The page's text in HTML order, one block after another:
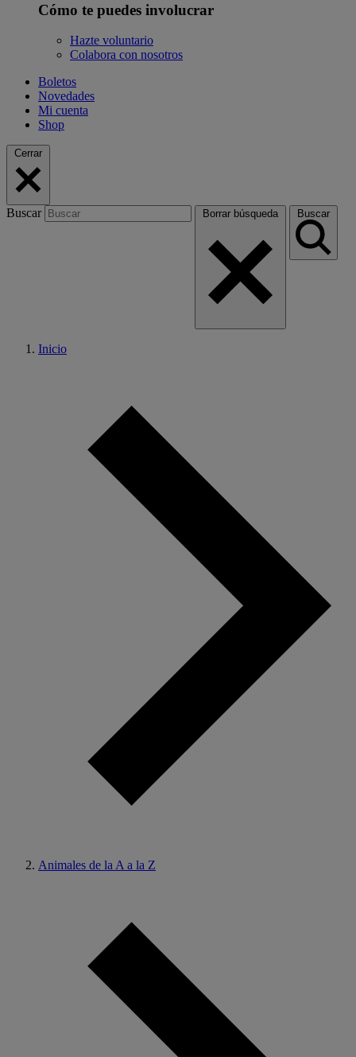
Cómo te puedes involucrar
Hazte voluntario
Colabora con nosotros
Boletos
Novedades
Mi cuenta
Shop
Cerrar
Buscar Borrar búsqueda Buscar
Inicio
Animales de la A a la Z